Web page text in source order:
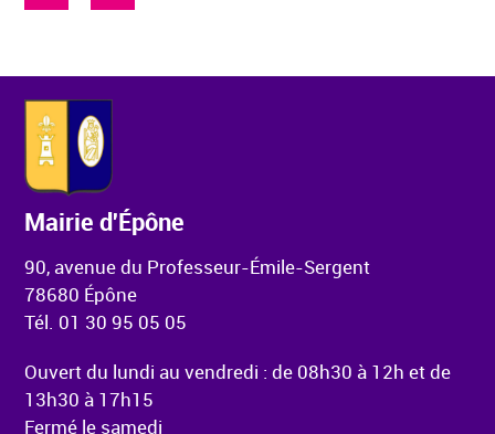
Mairie d'Épône
90, avenue du Professeur-Émile-Sergent
78680 Épône
Tél. 01 30 95 05 05
Ouvert du lundi au vendredi : de 08h30 à 12h et de
13h30 à 17h15
Fermé le samedi